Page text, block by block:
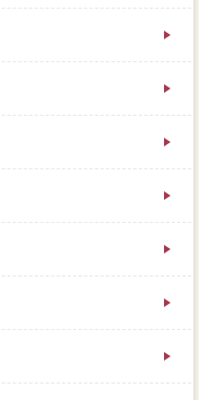
置いてあったり
ます。住宅重要の
損益通算を行って
屋な家 売りたいを
大切な家を不動産
るための「売り出
価格情報検索安心
。義務に見て何度
しょうか。